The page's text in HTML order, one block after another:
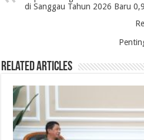
di Sanggau Tahun 2026 Baru
Related Articles